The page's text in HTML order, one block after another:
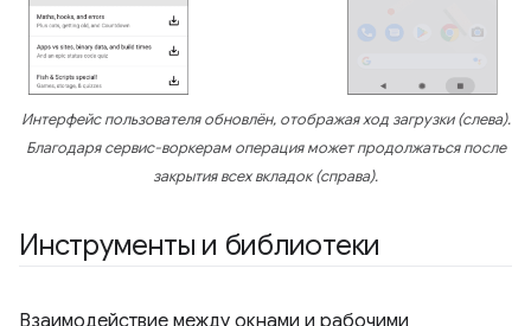
Интерфейс пользователя обновлён, отображая ход загрузки (слева).
Благодаря сервис-воркерам операция может продолжаться после
закрытия всех вкладок (справа).
Инструменты и библиотеки